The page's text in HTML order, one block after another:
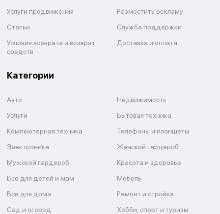
Услуги продвижения
Разместить рекламу
Статьи
Служба поддержки
Условия возврата и возврат
средств
Доставка и оплата
Категории
Авто
Недвижимость
Услуги
Бытовая техника
Компьютерная техника
Телефоны и планшеты
Электроника
Женский гардероб
Мужской гардероб
Красота и здоровье
Всё для детей и мам
Мебель
Все для дома
Ремонт и стройка
Сад и огород
Хобби, спорт и туризм